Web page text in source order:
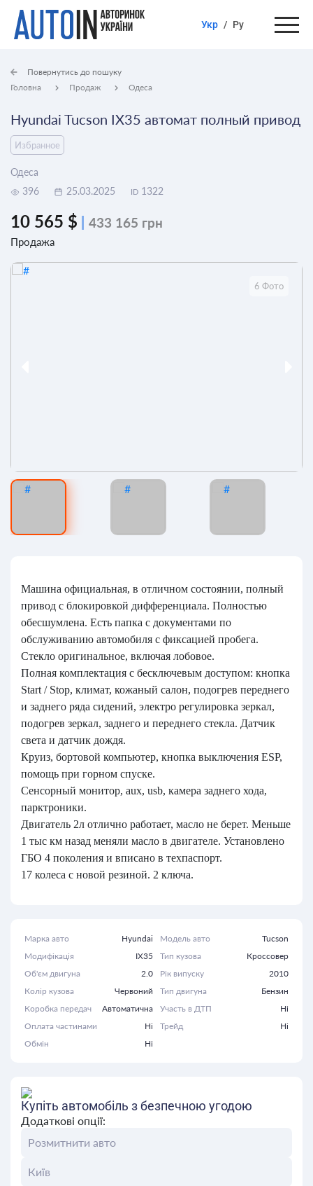
Укр / Ру
Головна Продаж Одеса
Повернутись до пошуку
Hyundai Tucson IX35 автомат полный привод
Избранное
Одеса
396
25.03.2025 ID 1322
10 565 $ 433 165 грн
Продажа
6 Фото
Машина официальная, в отличном состоянии, полный
привод с блокировкой дифференциала. Полностью
обесшумлена. Есть папка с документами по
обслуживанию автомобиля с фиксацией пробега.
Стекло оригинальное, включая лобовое.
Полная комплектация с бесключевым доступом: кнопка
Start / Stop, климат, кожаный салон, подогрев переднего
и заднего ряда сидений, электро регулировка зеркал,
подогрев зеркал, заднего и переднего стекла. Датчик
света и датчик дождя.
Круиз, бортовой компьютер, кнопка выключения ЕЅР,
помощь при горном спуске.
Сенсорный монитор, aux, usb, камера заднего хода,
парктроники.
Двигатель 2л отлично работает, масло не берет. Меньше
1 тыс км назад меняли масло в двигателе. Установлено
ГБО 4 поколения и вписано в техпаспорт.
17 колеса с новой резиной. 2 ключа.
Марка авто Hyundai Модель авто
Tucson
Модифікація
IX35 Тип кузова
Кроссовер
Об'єм двигуна
2.0 Рік випуску
2010
Колір кузова
Червоний Тип двигуна
Бензин
Коробка передач
Автоматична Участь в ДТП
Ні
Оплата частинами
Ні Трейд
Ні
Обмін
Ні
Купіть автомобіль з безпечною угодою
Додаткові опції: